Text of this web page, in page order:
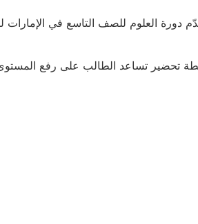
دورة العلوم للصف التاسع في الإمارات
تحضير تساعد الطالب على رفع